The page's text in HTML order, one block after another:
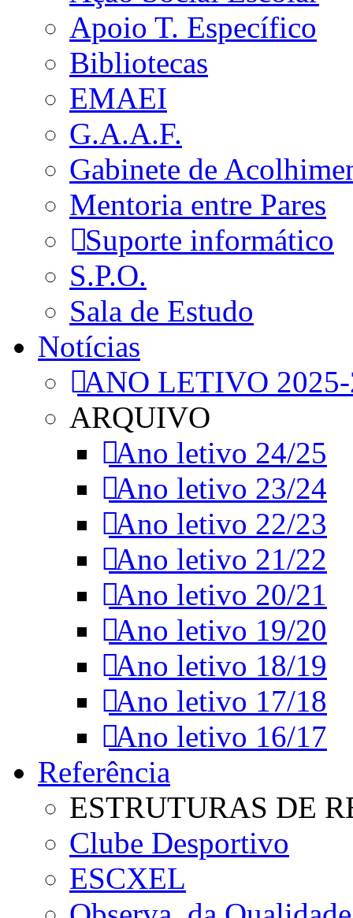
Apoio T. Específico
Bibliotecas
EMAEI
G.A.A.F.
Gabinete de
Mentoria entre Pares
Suporte informático
S.P.O.
Sala de Estudo
Notícias
ANO LETIVO
ARQUIVO
Ano letivo 24/25
Ano letivo 23/24
Ano letivo 22/23
Ano letivo 21/22
Ano letivo 20/21
Ano letivo 19/20
Ano letivo 18/19
Ano letivo 17/18
Ano letivo 16/17
Referência
ESTRUTURAS DE
Clube Desportivo
ESCXEL